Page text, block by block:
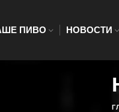
ПИВО НОВОСТИ